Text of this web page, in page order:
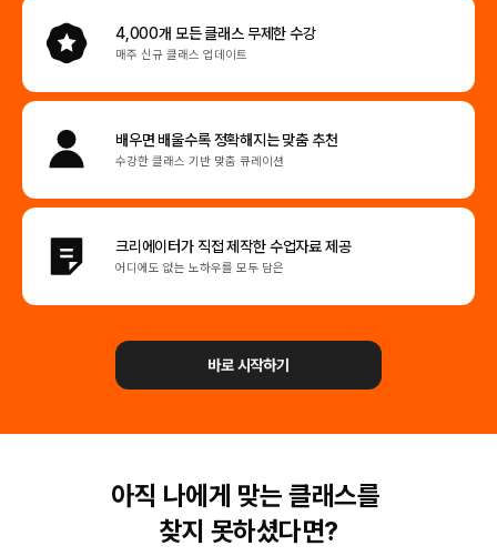
4,000개 모든 클래스 무제한 수강
매주 신규 클래스 업데이트
배우면 배울수록 정확해지는 맞춤 추천
수강한 클래스 기반 맞춤 큐레이션
크리에이터가 직접 제작한 수업자료 제공
어디에도 없는 노하우를 모두 담은
바로 시작하기
아직 나에게 맞는 클래스를
찾지 못하셨다면?